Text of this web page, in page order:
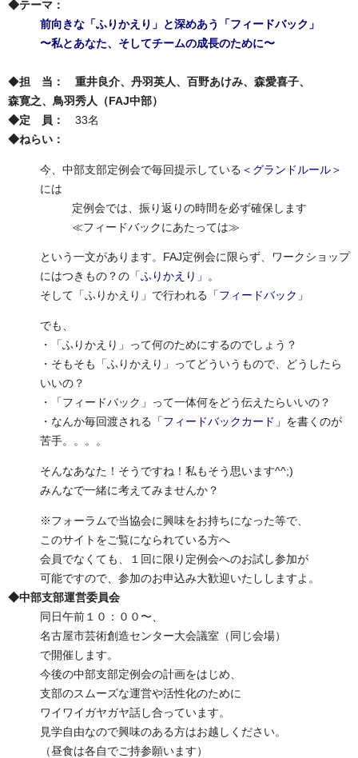
◆テーマ：
前向きな「ふりかえり」と深めあう「フィードバック」
〜私とあなた、そしてチームの成長のために〜
◆担 当： 重井良介、丹羽英人、百野あけみ、森愛喜子、
森寛之、鳥羽秀人（FAJ中部）
◆定 員：
33名
◆ねらい：
今、中部支部定例会で毎回提示している ＜グランドルール＞
には
定例会では、振り返りの時間を必ず確保します
≪フィードバックにあたっては≫
という一文があります。FAJ定例会に限らず、ワークショップ
にはつきもの？の 「ふりかえり」 。
そして「ふりかえり」で行われる
「フィードバック」
でも、
・「ふりかえり」って何のためにするのでしょう？
・そもそも「ふりかえり」ってどういうもので、どうしたら
いいの？
・「フィードバック」って一体何をどう伝えたらいいの？
・なんか毎回渡される
「フィードバックカード」 を書くのが
苦手。。。。
そんなあなた！そうですね！私もそう思います^^;)
みんなで一緒に考えてみませんか？
※フォーラムで当協会に興味をお持ちになった等で、
このサイトをご覧になられている方へ
会員でなくても、１回に限り定例会へのお試し参加が
可能ですので、参加のお申込み大歓迎いたししますよ。
◆中部支部運営委員会
同日午前１０：００〜、
名古屋市芸術創造センター大会議室（同じ会場）
で開催します。
今後の中部支部定例会の計画をはじめ、
支部のスムーズな運営や活性化のために
ワイワイガヤガヤ話し合っています。
見学自由なので興味のある方はお越しください。
（昼食は各自でご持参願います）